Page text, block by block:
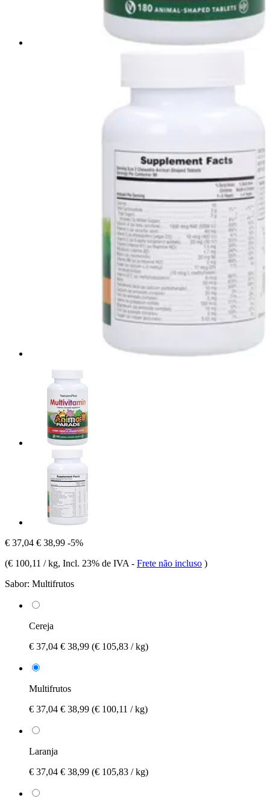
€ 37,04 € 38,99 -5%
(€ 100,11 / kg, Incl. 23% de IVA - Frete não incluso )
Sabor: Multifrutos
Cereja
€ 37,04 € 38,99 (€ 105,83 / kg)
Multifrutos
€ 37,04 € 38,99 (€ 100,11 / kg)
Laranja
€ 37,04 € 38,99 (€ 105,83 / kg)